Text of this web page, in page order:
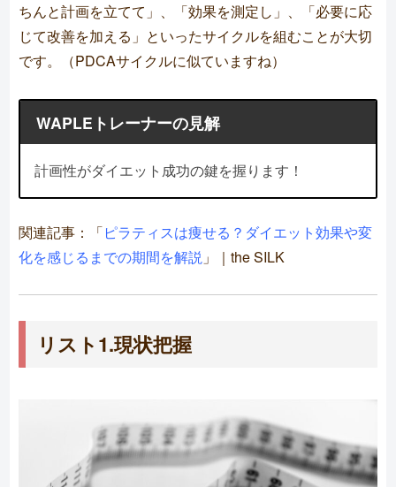
ちんと計画を立てて」、「効果を測定し」、「必要に応
じて改善を加える」といったサイクルを組むことが大切
です。（PDCAサイクルに似ていますね）
WAPLEトレーナーの見解
計画性がダイエット成功の鍵を握ります！
関連記事：「ピラティスは痩せる？ダイエット効果や変
化を感じるまでの期間を解説 」｜the SILK
リスト1.現状把握